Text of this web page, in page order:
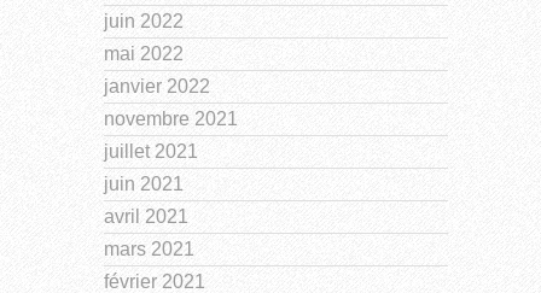
juin 2022
mai 2022
janvier 2022
novembre 2021
juillet 2021
juin 2021
avril 2021
mars 2021
février 2021